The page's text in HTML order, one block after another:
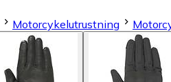
Motorcykelutrustning